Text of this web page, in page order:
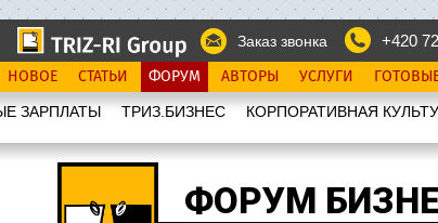
Заказ звонка
+420
НОВОЕ СТАТЬИ ФОРУМ АВТОРЫ УСЛУГИ
ЗАРПЛАТЫ ТРИЗ.БИЗНЕС КОРПОРАТИВНАЯ
ФОРУМ